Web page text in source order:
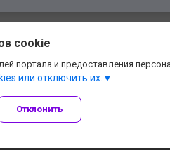
Deal.by
cookies
cookie
портала и предоставления
или отключить их.
Отклонить